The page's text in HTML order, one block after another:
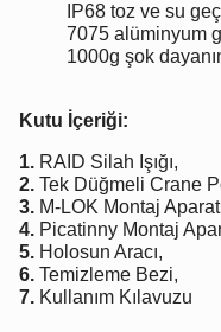
IP68 toz ve su
7075 alüminyum
1000g şok
Kutu İçeriği:
1. RAID Silah Işığı,
2. Tek Düğmeli Crane
3. M-LOK Montaj
4. Picatinny Montaj
5. Holosun Aracı,
6. Temizleme Bezi,
7. Kullanım Kılavuzu